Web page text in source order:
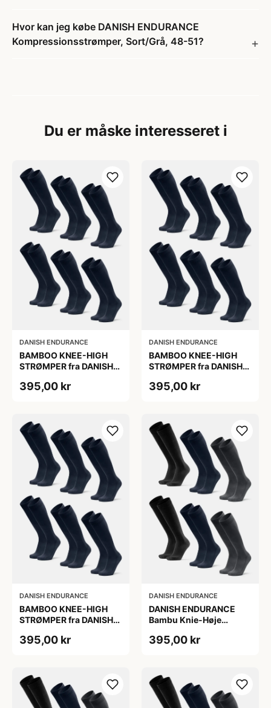
Hvor kan jeg købe DANISH ENDURANCE
Kompressionsstrømper, Sort/Grå, 48-51?
Du er måske interesseret i
DANISH ENDURANCE
BAMBOO KNEE-HIGH
STRØMPER fra DANISH
6-Pak, Knæhøj, Bambus,
OEKO-TEX® STANDARD
100 cert.
395,00 kr
DANISH ENDURANCE
BAMBOO KNEE-HIGH
STRØMPER fra DANISH
6-Pak, Knæhøj, Bambus,
OEKO-TEX® STANDARD
100 cert.
395,00 kr
DANISH ENDURANCE
BAMBOO KNEE-HIGH
STRØMPER fra DANISH
6-Pak, Knæhøj, Bambus,
OEKO-TEX® STANDARD
100 cert.
395,00 kr
DANISH ENDURANCE
DANISH ENDURANCE
Bambu Knie-Høje
Navy Blå, 6-Pak
395,00 kr